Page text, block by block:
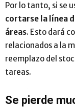
Por lo tanto, si se
cortarse la línea
áreas. Esto dará
relacionados a la
reemplazo del
tareas.
Se pierde